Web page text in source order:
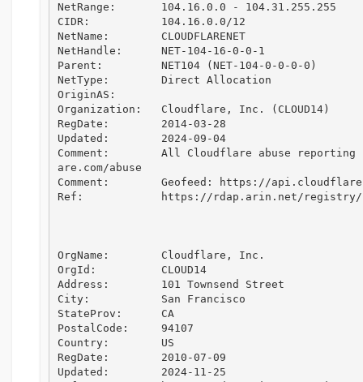
NetRange:       104.16.0.0 - 104.31.255.255
CIDR:           104.16.0.0/12
NetName:        CLOUDFLARENET
NetHandle:      NET-104-16-0-0-1
Parent:         NET104 (NET-104-0-0-0-0)
NetType:        Direct Allocation
OriginAS:
Organization:   Cloudflare, Inc. (CLOUD14)
RegDate:        2014-03-28
Updated:        2024-09-04
Comment:        All Cloudflare abuse reporting
are.com/abuse
Comment:        Geofeed: https://
Ref:            https://rdap.arin.net/registry/
OrgName:        Cloudflare, Inc.
OrgId:          CLOUD14
Address:        101 Townsend Street
City:           San Francisco
StateProv:      CA
PostalCode:     94107
Country:        US
RegDate:        2010-07-09
Updated:        2024-11-25